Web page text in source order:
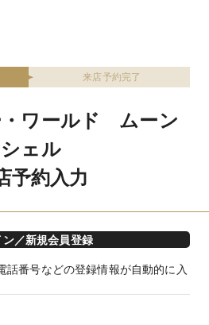
来店予約完了
・ワールド ムーン
シェル
予約入力
ン／新規会員登録
話番号などの登録情報が自動的に入